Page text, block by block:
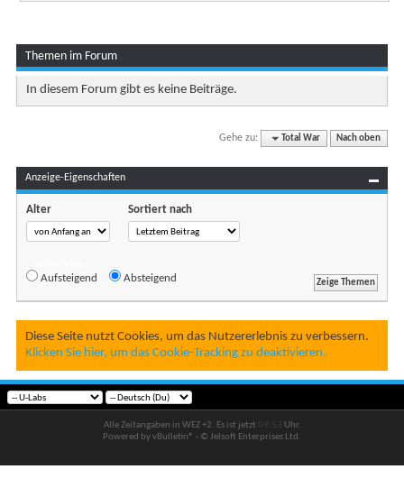
Themen im Forum
In diesem Forum gibt es keine Beiträge.
Gehe zu: Total War Nach oben
Anzeige-Eigenschaften
Alter Sortiert nach
Aufsteigend Absteigend
Diese Seite nutzt Cookies, um das Nutzererlebnis zu verbessern.
Klicken Sie hier, um das Cookie-Tracking zu deaktivieren.
Alle Zeitangaben in WEZ +2. Es ist jetzt 09:53 Uhr.
Powered by vBulletin® - © Jelsoft Enterprises Ltd.